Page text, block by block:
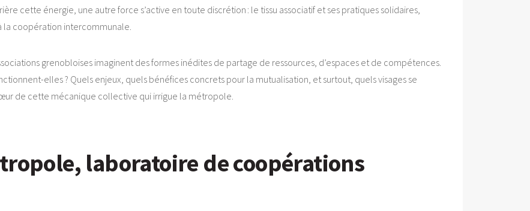
cette énergie, une autre force s’active en toute discrétion : le tissu associatif et ses pratiques solidaires,
la coopération intercommunale.
grenobloises imaginent des formes inédites de partage de ressources, d’espaces et de compétences.
elles ? Quels enjeux, quels bénéfices concrets pour la mutualisation, et surtout, quels visages se
de cette mécanique collective qui irrigue la métropole.
laboratoire de coopérations